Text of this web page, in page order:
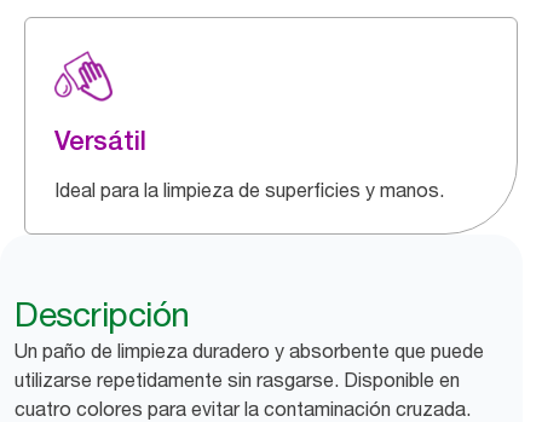
Versátil
Ideal para la limpieza de superficies y manos.
Descripción
Un paño de limpieza duradero y absorbente que puede
utilizarse repetidamente sin rasgarse. Disponible en
cuatro colores para evitar la contaminación cruzada.